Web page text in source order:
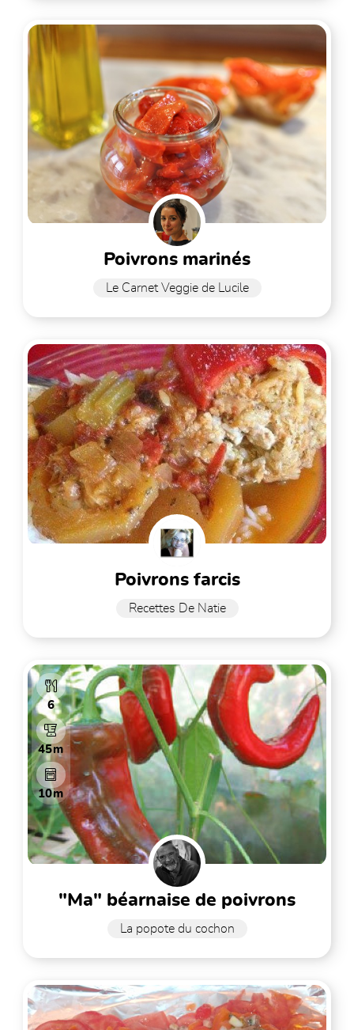
poivrons marinés
Le Carnet Veggie de Lucile
poivrons farcis
Recettes De Natie
6
45m
10m
"ma" béarnaise de poivrons
La popote du cochon